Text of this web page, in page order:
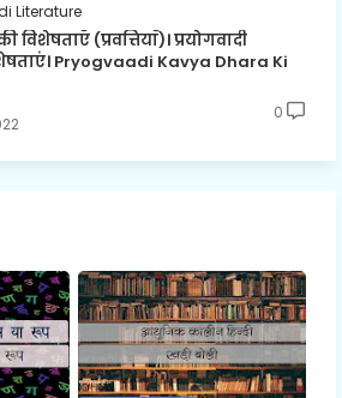
Literature
विशेषताएँ (प्रवत्तियाँ)। प्रयोगवादी
Pryogvaadi Kavya Dhara Ki
0